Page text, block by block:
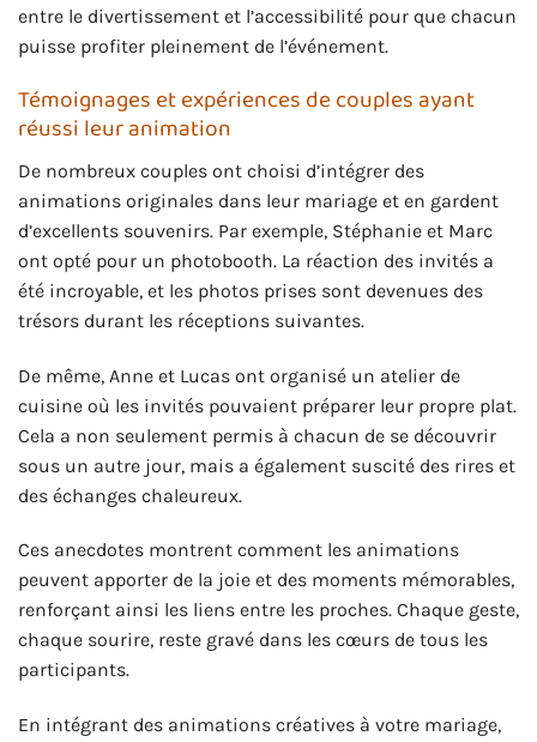
entre le divertissement et l’accessibilité pour que chacun
puisse profiter pleinement de l’événement.
Témoignages et expériences de couples ayant
réussi leur animation
De nombreux couples ont choisi d’intégrer des
animations originales dans leur mariage et en gardent
d’excellents souvenirs. Par exemple, Stéphanie et Marc
ont opté pour un photobooth. La réaction des invités a
été incroyable, et les photos prises sont devenues des
trésors durant les réceptions suivantes.
De même, Anne et Lucas ont organisé un atelier de
cuisine où les invités pouvaient préparer leur propre plat.
Cela a non seulement permis à chacun de se découvrir
sous un autre jour, mais a également suscité des rires et
des échanges chaleureux.
Ces anecdotes montrent comment les animations
peuvent apporter de la joie et des moments mémorables,
renforçant ainsi les liens entre les proches. Chaque geste,
chaque sourire, reste gravé dans les cœurs de tous les
participants.
En intégrant des animations créatives à votre mariage,